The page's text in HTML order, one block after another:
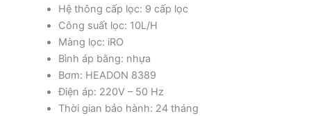
Hệ thông cấp lọc: 9 cấp lọc
Công suất lọc: 10L/H
Màng lọc: iRO
Bình áp bằng: nhựa
Bơm: HEADON 8389
Điện áp: 220V – 50 Hz
Thời gian bảo hành: 24 tháng